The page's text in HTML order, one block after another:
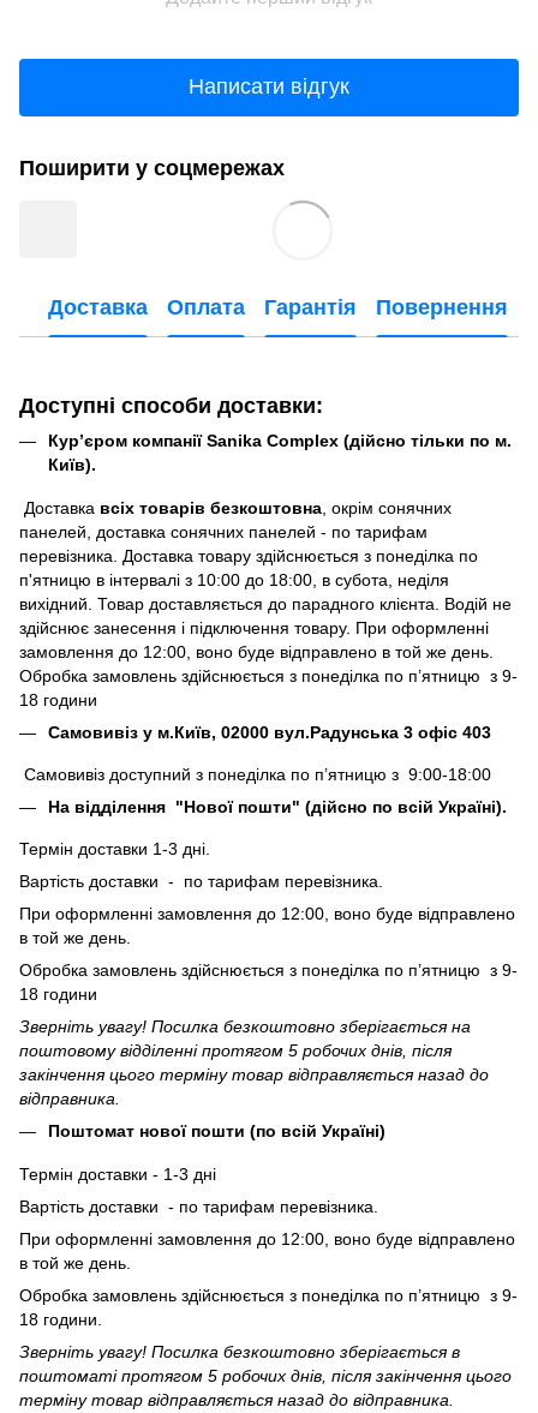
Написати відгук
Поширити у соцмережах
Доставка Оплата Гарантія Повернення
Доступні способи доставки:
Кур’єром компанії Sanika Complex (дійсно тільки по м.
Київ).
Доставка всіх товарів безкоштовна , окрім сонячних
панелей, доставка сонячних панелей - по тарифам
перевізника. Доставка товару здійснюється з понеділка по
п'ятницю в інтервалі з 10:00 до 18:00, в субота, неділя
вихідний. Товар доставляється до парадного клієнта. Водій не
здійснює занесення і підключення товару. При оформленні
замовлення до 12:00, воно буде відправлено в той же день.
Обробка замовлень здійснюється з понеділка по п’ятницю з 9-
18 години
Самовивіз у м.Київ, 02000 вул.Радунська 3 офіс 403
Самовивіз доступний з понеділка по п’ятницю з 9:00-18:00
На відділення "Нової пошти" (дійсно по всій Україні).
Термін доставки 1-3 дні.
Вартість доставки - по тарифам перевізника.
При оформленні замовлення до 12:00, воно буде відправлено
в той же день.
Обробка замовлень здійснюється з понеділка по п’ятницю з 9-
18 години
Зверніть увагу! Посилка безкоштовно зберігається на
поштовому відділенні протягом 5 робочих днів, після
закінчення цього терміну товар відправляється назад до
відправника.
Поштомат нової пошти (по всій Україні)
Термін доставки - 1-3 дні
Вартість доставки - по тарифам перевізника.
При оформленні замовлення до 12:00, воно буде відправлено
в той же день.
Обробка замовлень здійснюється з понеділка по п’ятницю з 9-
18 години.
Зверніть увагу! Посилка безкоштовно зберігається в
поштоматі протягом 5 робочих днів, після закінчення цього
терміну товар відправляється назад до відправника.